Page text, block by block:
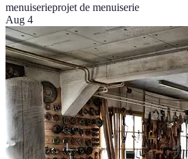
menuiserieprojet de menuiserie
Aug 4